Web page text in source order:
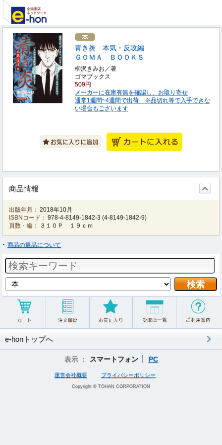
青き炎 本気・反攻編
ＧＯＭＡ ＢＯＯＫＳ
柳沢きみお／著
ゴマブックス
509円
メーカーに在庫有無を確認し、お取り寄せ
通常1週間~4週間で出荷 ※品切れ等で入手できな
い場合もございます
商品情報
出版年月： 2018年10月
ISBNコード： 978-4-8149-1842-3 (4-8149-1842-9)
頁数・縦：
３１０Ｐ １９ｃｍ
商品の返品について
e-honトップへ
表示 ： スマートフォン PC
運営会社概要 プライバシーポリシー
Copyright © TOHAN CORPORATION